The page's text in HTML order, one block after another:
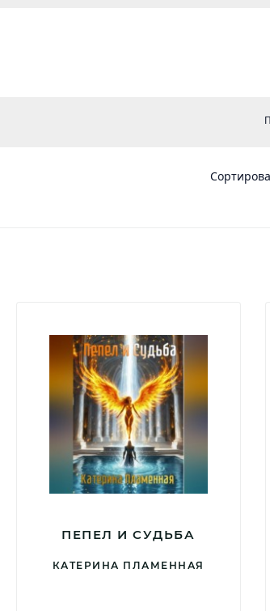
ПЕПЕЛ И СУДЬБА
КАТЕРИНА ПЛАМЕННАЯ